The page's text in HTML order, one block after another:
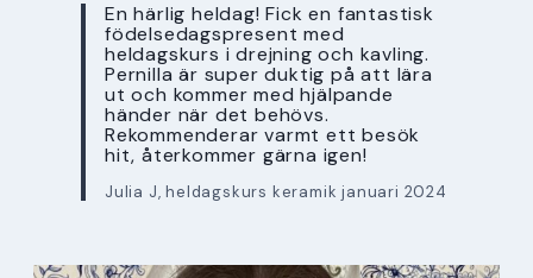
En härlig heldag! Fick en fantastisk
födelsedagspresent med
heldagskurs i drejning och kavling.
Pernilla är super duktig på att lära
ut och kommer med hjälpande
händer när det behövs.
Rekommenderar varmt ett besök
hit, återkommer gärna igen!
Julia J, heldagskurs keramik januari 2024